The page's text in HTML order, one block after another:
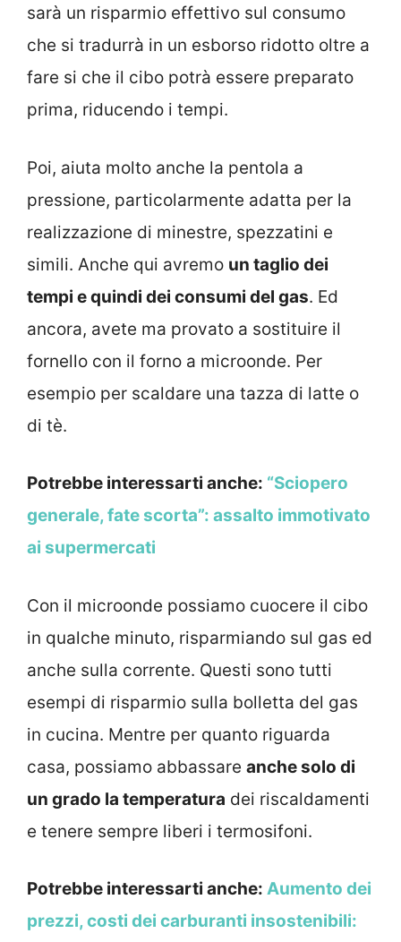
sarà un risparmio effettivo sul consumo
che si tradurrà in un esborso ridotto oltre a
fare si che il cibo potrà essere preparato
prima, riducendo i tempi.
Poi, aiuta molto anche la pentola a
pressione, particolarmente adatta per la
realizzazione di minestre, spezzatini e
simili. Anche qui avremo un taglio dei
tempi e quindi dei consumi del gas. Ed
ancora, avete ma provato a sostituire il
fornello con il forno a microonde. Per
esempio per scaldare una tazza di latte o
di tè.
Potrebbe interessarti anche: “Sciopero
generale, fate scorta”: assalto immotivato
ai supermercati
Con il microonde possiamo cuocere il cibo
in qualche minuto, risparmiando sul gas ed
anche sulla corrente. Questi sono tutti
esempi di risparmio sulla bolletta del gas
in cucina. Mentre per quanto riguarda
casa, possiamo abbassare anche solo di
un grado la temperatura dei riscaldamenti
e tenere sempre liberi i termosifoni.
Potrebbe interessarti anche: Aumento dei
prezzi, costi dei carburanti insostenibili: